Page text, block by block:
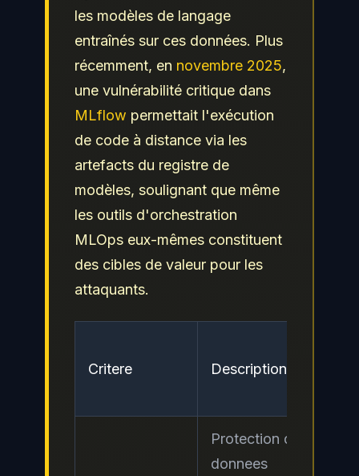
les modèles de langage
entraînés sur ces données. Plus
récemment, en novembre 2025,
une vulnérabilité critique dans
MLflow permettait l'exécution
de code à distance via les
artefacts du registre de
modèles, soulignant que même
les outils d'orchestration
MLOps eux-mêmes constituent
des cibles de valeur pour les
attaquants.
Critere Description
Protection des
donnees